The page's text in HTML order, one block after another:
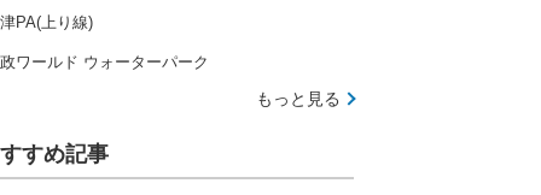
PA(上り線)
ワールド ウォーターパーク
もっと見る
すめ記事